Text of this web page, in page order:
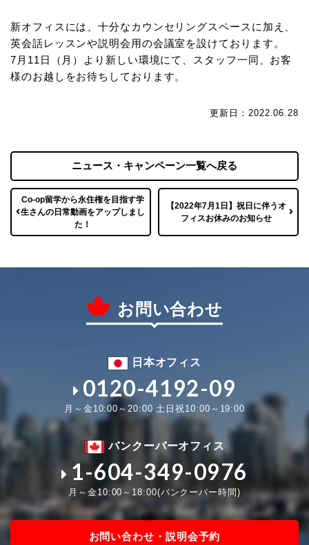
新オフィスには、十分なカウンセリングスペースに加え、
英会話レッスンや説明会用の会議室を設けております。
7月11日（月）より新しい環境にて、スタッフ一同、お客
様のお越しをお待ちしております。
更新日：2022.06.28
Co-op留学から永住権を目指す学
生さんの日常動画をアップしまし
た！
ニュース・キャンペーン一覧へ戻る
【2022年7月1日】祝日に伴うオ
フィスお休みのお知らせ
お問い合わせ
日本オフィス
0120-4192-09
月～金10:00～20:00 土日祝10:00～19:00
バンクーバーオフィス
1-604-349-0976
月～金10:00～18:00(バンクーバー時間)
お問い合わせ・説明会予約